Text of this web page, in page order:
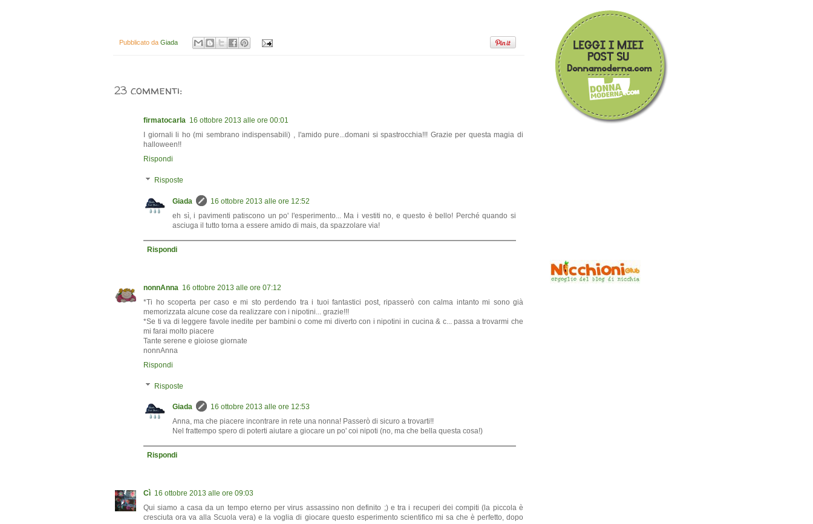
Pubblicato da Giada
23 commenti:
firmatocarla 16 ottobre 2013 alle ore 00:01
I giornali li ho (mi sembrano indispensabili) , l'amido pure...domani si spastrocchia!!! Grazie per questa magia di
halloween!!
Rispondi
Risposte
Giada
16 ottobre 2013 alle ore 12:52
eh sì, i pavimenti patiscono un po' l'esperimento... Ma i vestiti no, e questo è bello! Perché quando si
asciuga il tutto torna a essere amido di mais, da spazzolare via!
Rispondi
nonnAnna 16 ottobre 2013 alle ore 07:12
*Ti ho scoperta per caso e mi sto perdendo tra i tuoi fantastici post, ripasserò con calma intanto mi sono già
memorizzata alcune cose da realizzare con i nipotini... grazie!!!
*Se ti va di leggere favole inedite per bambini o come mi diverto con i nipotini in cucina & c... passa a trovarmi che
mi farai molto piacere
Tante serene e gioiose giornate
nonnAnna
Rispondi
Risposte
Giada
16 ottobre 2013 alle ore 12:53
Anna, ma che piacere incontrare in rete una nonna! Passerò di sicuro a trovarti!!
Nel frattempo spero di poterti aiutare a giocare un po' coi nipoti (no, ma che bella questa cosa!)
Rispondi
Cì 16 ottobre 2013 alle ore 09:03
Qui siamo a casa da un tempo eterno per virus assassino non definito ;) e tra i recuperi dei compiti (la piccola è
cresciuta ora va alla Scuola vera) e la voglia di giocare questo esperimento scientifico mi sa che è perfetto, dopo